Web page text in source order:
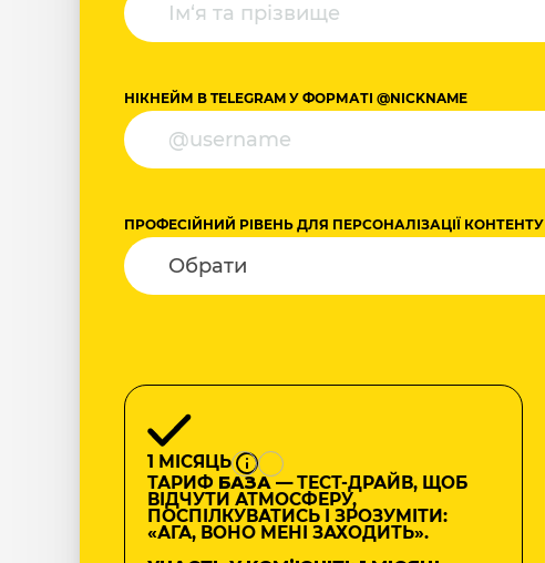
НІКНЕЙМ В TELEGRAM У ФОРМАТІ @NICKNAME
ПРОФЕСІЙНИЙ РІВЕНЬ ДЛЯ ПЕРСОНАЛІЗАЦІЇ КОНТЕНТУ
1 МІСЯЦЬ
ТАРИФ БАЗА— ТЕСТ-ДРАЙВ, ЩОБ
ВІДЧУТИ АТМОСФЕРУ,
ПОСПІЛКУВАТИСЬ І ЗРОЗУМІТИ:
«АГА, ВОНО МЕНІ ЗАХОДИТЬ».